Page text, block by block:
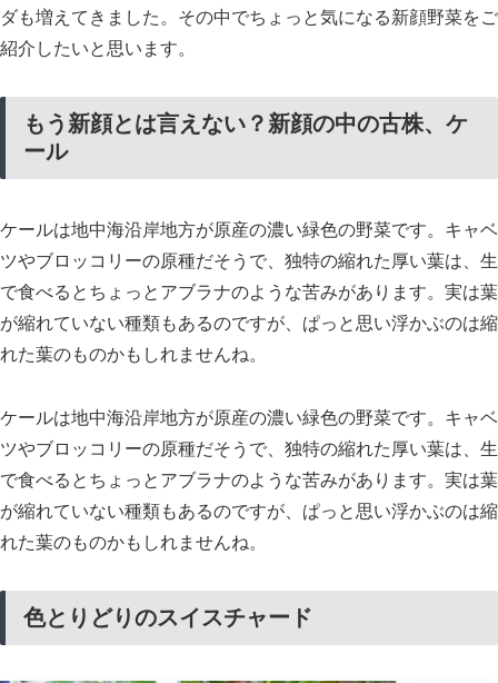
ダも増えてきました。その中でちょっと気になる新顔野菜をご
紹介したいと思います。
もう新顔とは言えない？新顔の中の古株、ケ
ール
ケールは地中海沿岸地方が原産の濃い緑色の野菜です。キャベ
ツやブロッコリーの原種だそうで、独特の縮れた厚い葉は、生
で食べるとちょっとアブラナのような苦みがあります。実は葉
が縮れていない種類もあるのですが、ぱっと思い浮かぶのは縮
れた葉のものかもしれませんね。
ケールは地中海沿岸地方が原産の濃い緑色の野菜です。キャベ
ツやブロッコリーの原種だそうで、独特の縮れた厚い葉は、生
で食べるとちょっとアブラナのような苦みがあります。実は葉
が縮れていない種類もあるのですが、ぱっと思い浮かぶのは縮
れた葉のものかもしれませんね。
色とりどりのスイスチャード